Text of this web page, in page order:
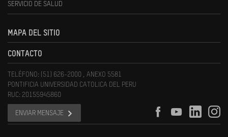
SERVICIO DE SALUD
MAPA DEL SITIO
CONTACTO
TELÉFONO: (51) 626-2000 , ANEXO 5581
PONTIFICIA UNIVERSIDAD CATOLICA DEL PERU
RUC: 20155945860
ENVIAR MENSAJE